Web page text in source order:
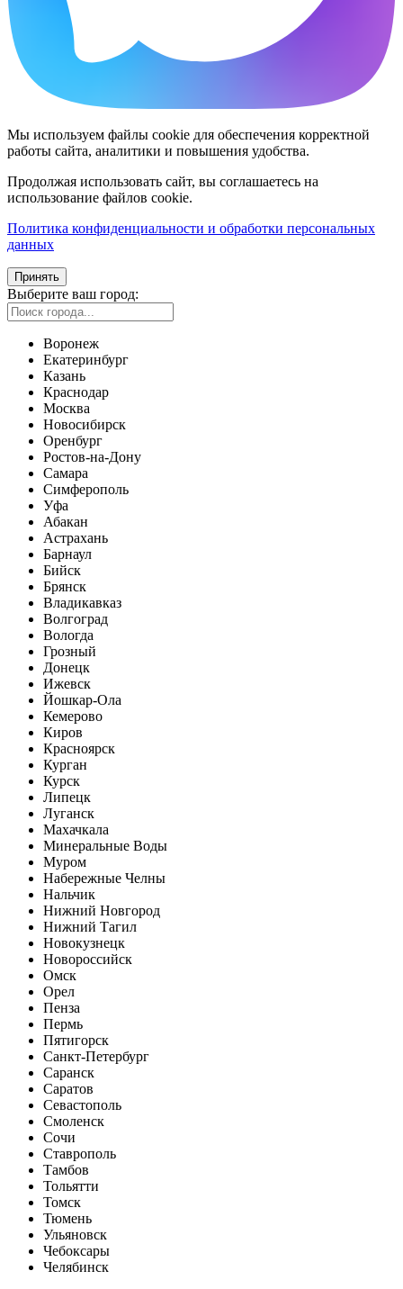
Мы используем файлы cookie для обеспечения корректной
работы сайта, аналитики и повышения удобства.
Продолжая использовать сайт, вы соглашаетесь на
использование файлов cookie.
Политика конфиденциальности и обработки персональных
данных
Принять
Выберите ваш город:
Воронеж
Екатеринбург
Казань
Краснодар
Москва
Новосибирск
Оренбург
Ростов-на-Дону
Самара
Симферополь
Уфа
Абакан
Астрахань
Барнаул
Бийск
Брянск
Владикавказ
Волгоград
Вологда
Грозный
Донецк
Ижевск
Йошкар-Ола
Кемерово
Киров
Красноярск
Курган
Курск
Липецк
Луганск
Махачкала
Минеральные Воды
Муром
Набережные Челны
Нальчик
Нижний Новгород
Нижний Тагил
Новокузнецк
Новороссийск
Омск
Орел
Пенза
Пермь
Пятигорск
Санкт-Петербург
Саранск
Саратов
Севастополь
Смоленск
Сочи
Ставрополь
Тамбов
Тольятти
Томск
Тюмень
Ульяновск
Чебоксары
Челябинск